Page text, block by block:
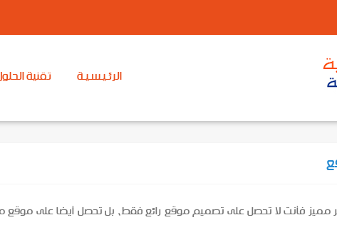
الرئـيـسـيـة تقنية
مميز فأنت لا تحصل على تصميم موقع رائع فقط، بل تحصل أيضا على